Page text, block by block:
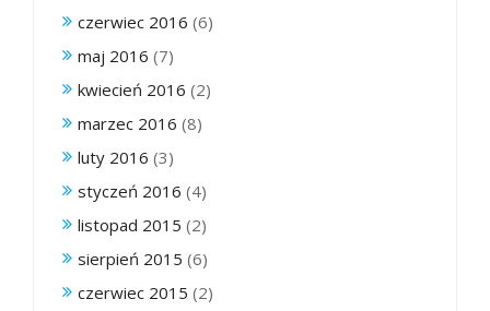
czerwiec 2016 (6)
maj 2016 (7)
kwiecień 2016 (2)
marzec 2016 (8)
luty 2016 (3)
styczeń 2016 (4)
listopad 2015 (2)
sierpień 2015 (6)
czerwiec 2015 (2)